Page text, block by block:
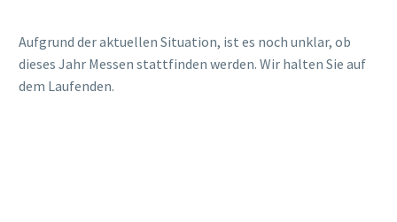
Aufgrund der aktuellen Situation, ist es noch unklar, ob
dieses Jahr Messen stattfinden werden. Wir halten Sie auf
dem Laufenden.